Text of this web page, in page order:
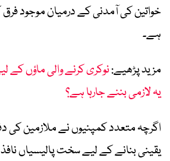
خواتین کی آمدنی کے درمیان موجود
ہے۔
مزید پڑھیے:نوکری کرنے والی ماؤں کے
یہ لازمی بننے جارہا ہے؟
اگرچہ متعدد کمپنیوں نے ملازمین کی
یقینی بنانے کے لیے سخت پالیسیاں